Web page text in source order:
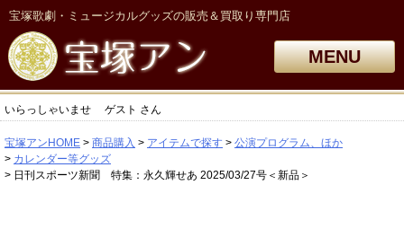
宝塚歌劇・ミュージカルグッズの販売＆買取り専門店
MENU
いらっしゃいませ ゲスト さん
宝塚アンHOME 商品購入 アイテムで探す
公演プログラム、ほか
カレンダー等グッズ
日刊スポーツ新聞 特集：永久輝せあ 2025/03/27号＜新品＞